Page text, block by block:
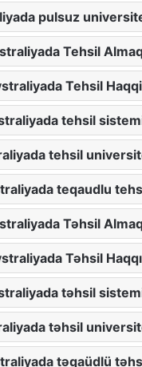
pulsuz
Tehsil
Tehsil Haqqi
tehsil
tehsil
teqaudlu
Təhsil
Təhsil Haqqı
təhsil
təhsil
təqaüdlü